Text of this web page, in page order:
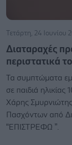
Τετάρτη, 24 Ιουνίου
Διαταραχές
περιστατικά
Τα συμπτώματα
σε παιδιά
Χάρης
Πασχόντων από
“ΕΠΙΣΤΡΕΦΩ ”.